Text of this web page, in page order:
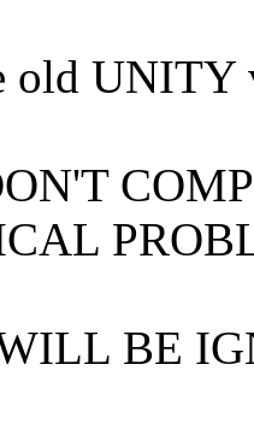
old UNITY
BE